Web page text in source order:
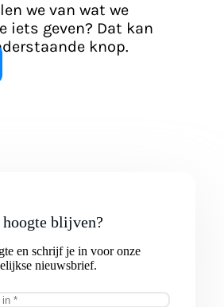
we van wat we
iets geven? Dat kan
knop.
hoogte blijven?
en schrijf je in voor onze
nieuwsbrief.